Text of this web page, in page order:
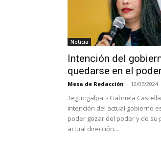
Noticia
Intención del
quedarse en el
Mesa de Redacción - 12/05/2024
Tegucigalpa. - Gabriela
intención del actual gobierno
poder gozar del poder y de su
actual dirección...